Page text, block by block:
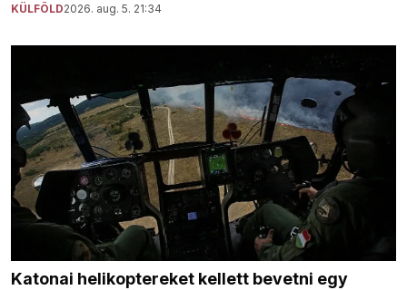
KÜLFÖLD2026. aug. 5. 21:34
Katonai helikoptereket kellett bevetni egy